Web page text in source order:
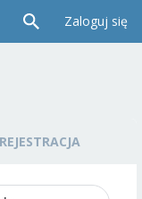
Zaloguj się
REJESTRACJA